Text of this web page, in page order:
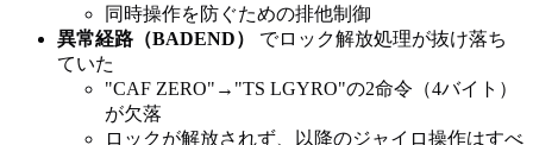
同時操作を防ぐための排他制御
異常経路（BADEND）
でロック解放処理が抜け落ち
ていた
"CAF ZERO"→"TS LGYRO"の2命令（4バイト）
が欠落
ロックが解放されず、以降のジャイロ操作はすべ